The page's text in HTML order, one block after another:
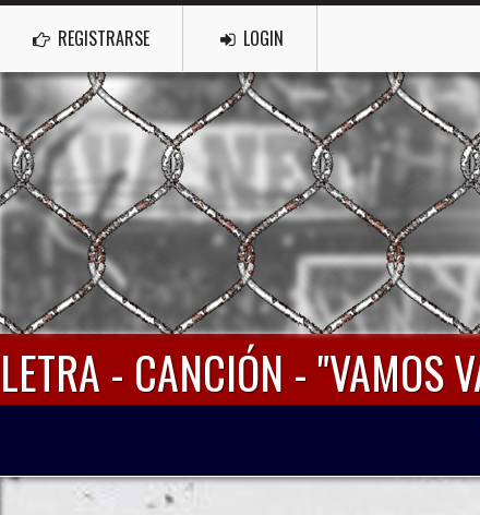
REGISTRARSE LOGIN
LETRA - CANCIÓN - "VAMOS